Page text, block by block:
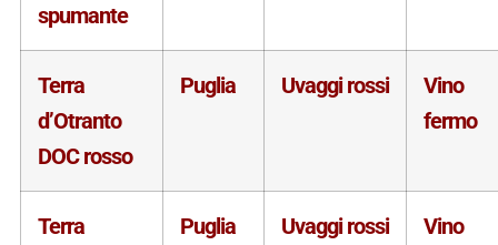
spumante
Terra
d’Otranto
DOC rosso
Puglia Uvaggi rossi
Vino
fermo
Terra
Puglia Uvaggi rossi
Vino